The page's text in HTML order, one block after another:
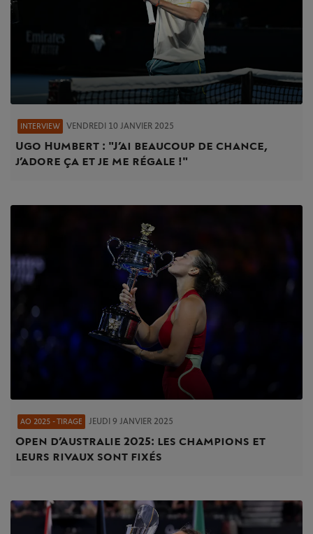
INTERVIEW VENDREDI 10 JANVIER 2025
Ugo Humbert : "J’ai beaucoup de chance,
j’adore ça et je me régale !"
AO 2025 - TIRAGE JEUDI 9 JANVIER 2025
Open d’Australie 2025 : les champions et
leurs rivaux sont fixés